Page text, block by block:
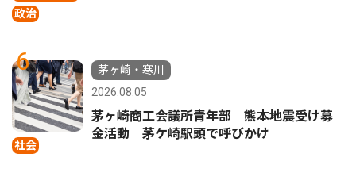
政治
6
社会
茅ヶ崎・寒川
2026.08.05
茅ヶ崎商工会議所青年部 熊本地震受け募
金活動 茅ケ崎駅頭で呼びかけ